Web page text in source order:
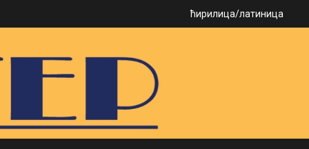
ћирилица/латиница